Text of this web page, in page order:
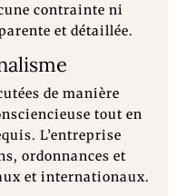
contrainte ni
et détaillée.
de manière
tout en
L’entreprise
ordonnances et
et internationaux.